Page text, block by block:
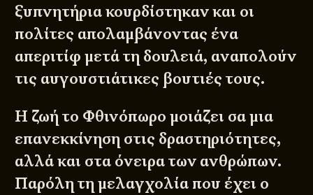
ξυπνητήρια κουρδίστηκαν και οι
πολίτες απολαμβάνοντας ένα
απεριτίφ μετά τη δουλειά, αναπολούν
τις αυγουστιάτικες βουτιές τους.
Η ζωή το Φθινόπωρο μοιάζει σα μια
επανεκκίνηση στις δραστηριότητες,
αλλά και στα όνειρα των ανθρώπων.
Παρόλη τη μελαγχολία που έχει ο